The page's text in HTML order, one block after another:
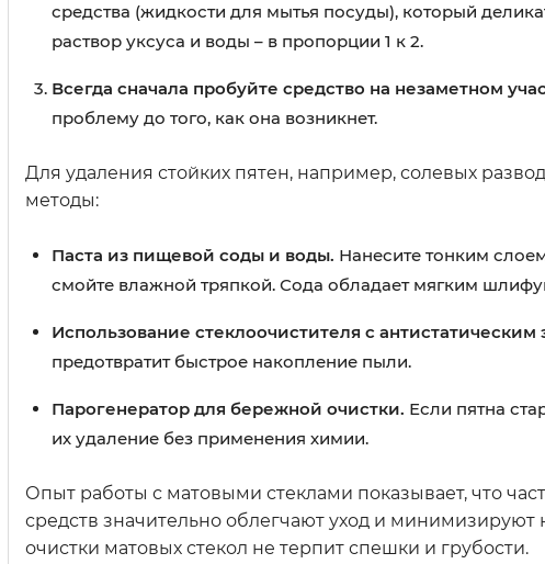
средства (жидкости для мытья посуды), который
раствор уксуса и воды – в пропорции 1 к 2.
Всегда сначала пробуйте средство на незаметном
проблему до того, как она возникнет.
Для удаления стойких пятен, например, солевых
методы:
Паста из пищевой соды и воды. Нанесите тонким
смойте влажной тряпкой. Сода обладает мягким
Использование стеклоочистителя с
предотвратит быстрое накопление пыли.
Парогенератор для бережной очистки. Если пятна
их удаление без применения химии.
Опыт работы с матовыми стеклами показывает, что
средств значительно облегчают уход и
очистки матовых стекол не терпит спешки и грубости.